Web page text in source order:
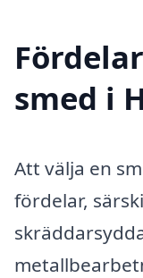
smed i
Att välja en
fördelar,